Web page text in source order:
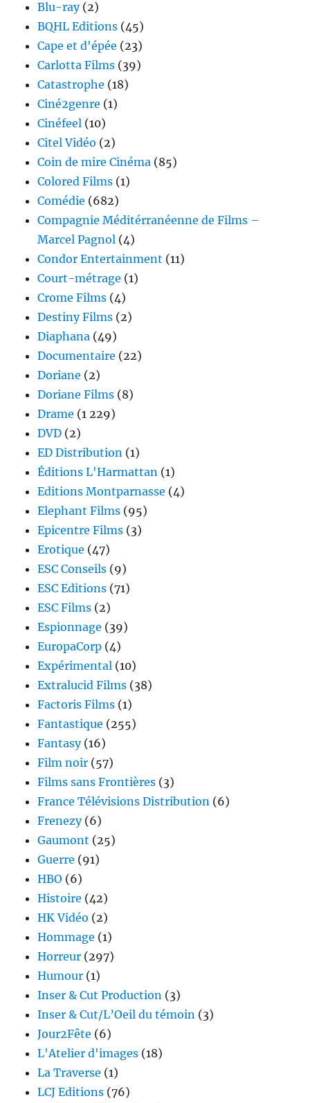
Blu-ray(2)
BQHL Editions (45)
Cape et d'épée (23)
Carlotta Films (39)
Catastrophe (18)
Ciné2genre (1)
Cinéfeel (10)
Citel Vidéo (2)
Coin de mire Cinéma (85)
Colored Films (1)
Comédie (682)
Compagnie Méditérranéenne de Films –
Marcel Pagnol (4)
Condor Entertainment (11)
Court-métrage (1)
Crome Films (4)
Destiny Films (2)
Diaphana (49)
Documentaire (22)
Doriane (2)
Doriane Films (8)
Drame (1 229)
DVD (2)
ED Distribution (1)
Éditions L'Harmattan (1)
Editions Montparnasse (4)
Elephant Films (95)
Epicentre Films (3)
Erotique (47)
ESC Conseils (9)
ESC Editions (71)
ESC Films (2)
Espionnage (39)
EuropaCorp (4)
Expérimental (10)
Extralucid Films (38)
Factoris Films (1)
Fantastique (255)
Fantasy(16)
Film noir (57)
Films sans Frontières (3)
France Télévisions Distribution (6)
Frenezy(6)
Gaumont (25)
Guerre (91)
HBO (6)
Histoire (42)
HK Vidéo (2)
Hommage (1)
Horreur (297)
Humour (1)
Inser & Cut Production (3)
Inser & Cut/L’Oeil du témoin (3)
Jour2Fête (6)
L'Atelier d'images (18)
La Traverse (1)
LCJ Editions (76)